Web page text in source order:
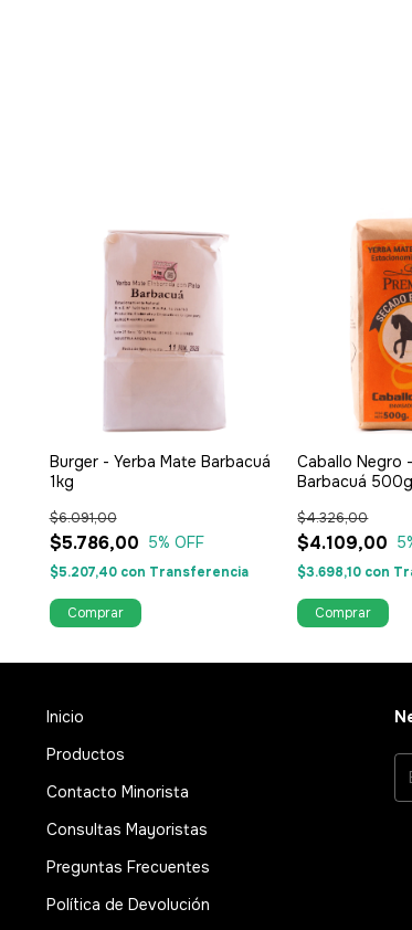
Burger - Yerba Mate Barbacuá
1kg
$5.786,00
$6.091,00
5% OFF
$5.207,40 con Transferencia
Caballo Negro
Barbacuá
$4.109,00
$4.326,00
5
$3.698,10 con
Inicio
Productos
Contacto Minorista
Consultas Mayoristas
Preguntas Frecuentes
Política de Devolución